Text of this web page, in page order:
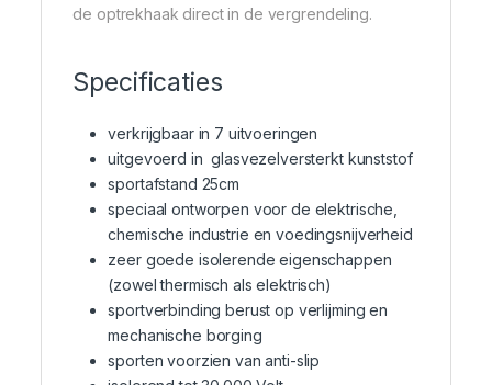
de optrekhaak direct in de vergrendeling.
Specificaties
verkrijgbaar in 7 uitvoeringen
uitgevoerd in glasvezelversterkt kunststof
sportafstand 25cm
speciaal ontworpen voor de elektrische,
chemische industrie en voedingsnijverheid
zeer goede isolerende eigenschappen
(zowel thermisch als elektrisch)
sportverbinding berust op verlijming en
mechanische borging
sporten voorzien van anti-slip